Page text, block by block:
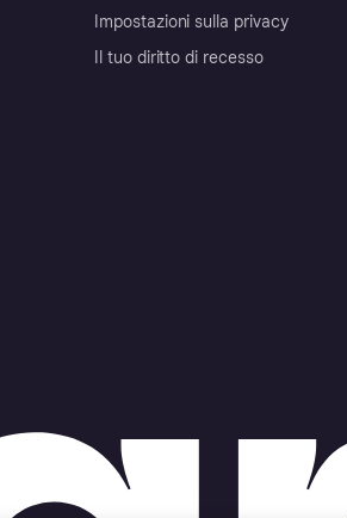
Impostazioni sulla privacy
Il tuo diritto di recesso